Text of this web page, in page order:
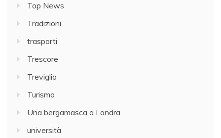
Top News
Tradizioni
trasporti
Trescore
Treviglio
Turismo
Una bergamasca a Londra
università